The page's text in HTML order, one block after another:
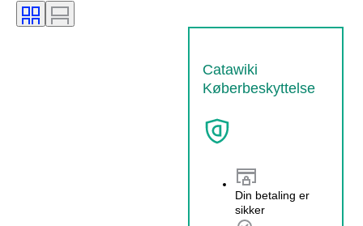
Catawiki
Køberbeskyttelse
Din betaling er
sikker